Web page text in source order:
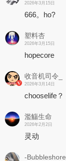
2026年3月15日
666。ho?
塑料杏
2026年3月15日
hopecore
收音机司令_
2026年3月14日
chooselife？
濫觴生命
2026年2月2日
灵动
-